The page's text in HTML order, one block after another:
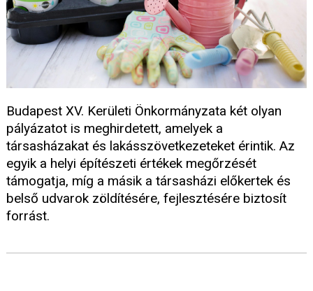
Budapest XV. Kerületi Önkormányzata két olyan
pályázatot is meghirdetett, amelyek a
társasházakat és lakásszövetkezeteket érintik. Az
egyik a helyi építészeti értékek megőrzését
támogatja, míg a másik a társasházi előkertek és
belső udvarok zöldítésére, fejlesztésére biztosít
forrást.